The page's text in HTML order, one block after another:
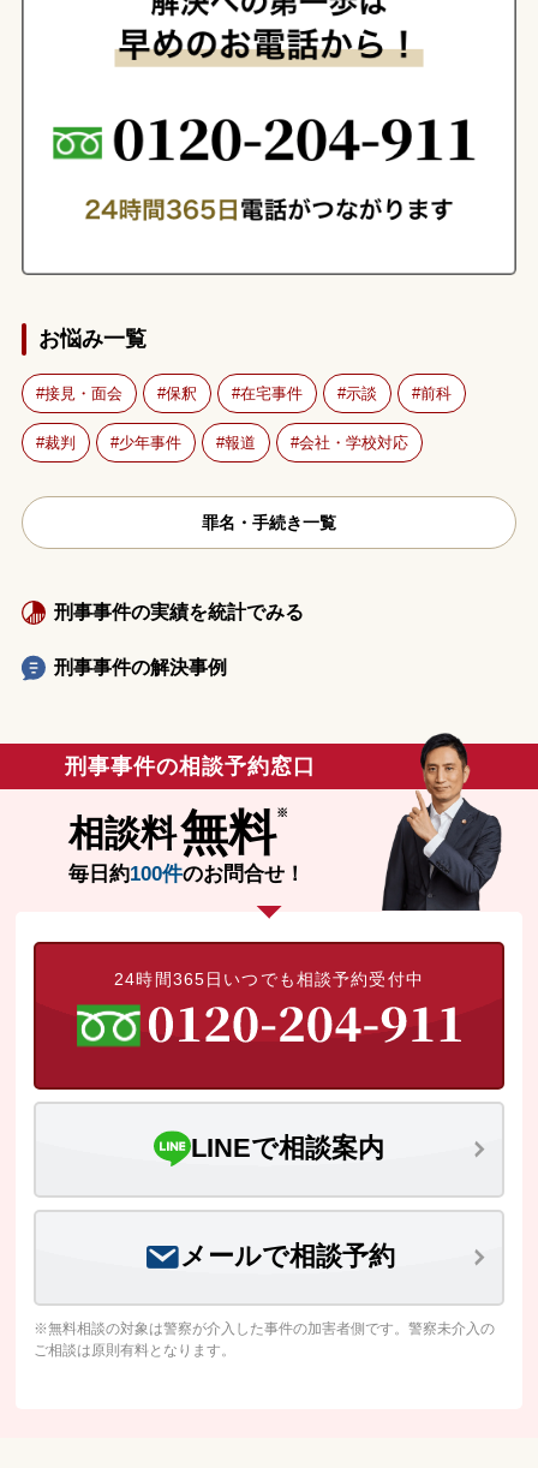
お悩み一覧
接見・面会 保釈 在宅事件 示談 前科
裁判 少年事件 報道 会社・学校対応
罪名・手続き一覧
刑事事件の実績を統計でみる
刑事事件の解決事例
刑事事件の相談予約窓口
相談料無料
毎日約100件のお問合せ！
24時間365日いつでも相談予約受付中
LINEで相談案内
メールで相談予約
※無料相談の対象は警察が介入した事件の加害者側です。警察未介入の
ご相談は原則有料となります。